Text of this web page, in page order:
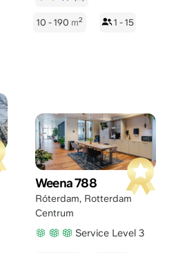
10 - 190 m2 1 - 15
Weena 788
Róterdam, Rotterdam
Centrum
Service Level 3